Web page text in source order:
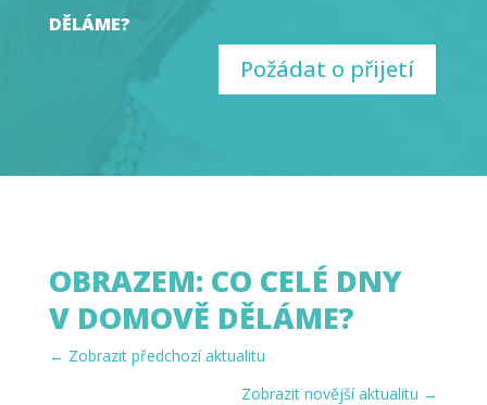
DĚLÁME?
Požádat o přijetí
OBRAZEM: CO CELÉ DNY
V DOMOVĚ DĚLÁME?
← Zobrazit předchozí aktualitu
Zobrazit novější aktualitu →